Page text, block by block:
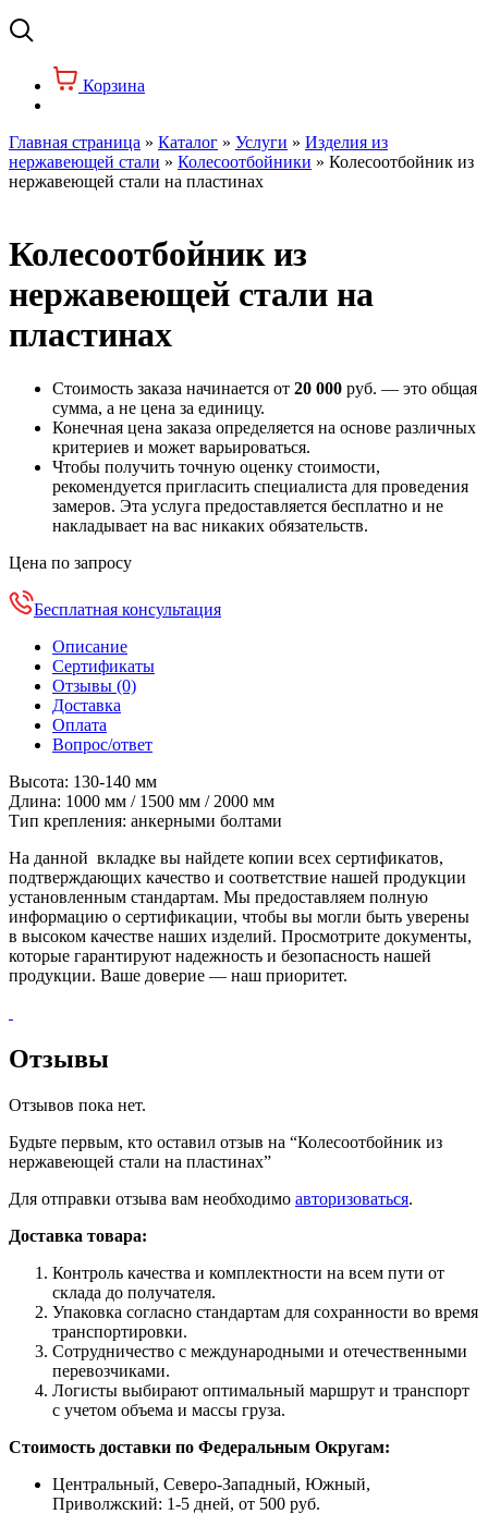
Корзина
Главная страница » Каталог » Услуги » Изделия из
нержавеющей стали » Колесоотбойники » Колесоотбойник из
нержавеющей стали на пластинах
Колесоотбойник из
нержавеющей стали на
пластинах
Стоимость заказа начинается от 20 000 руб. — это общая
сумма, а не цена за единицу.
Конечная цена заказа определяется на основе различных
критериев и может варьироваться.
Чтобы получить точную оценку стоимости,
рекомендуется пригласить специалиста для проведения
замеров. Эта услуга предоставляется бесплатно и не
накладывает на вас никаких обязательств.
Цена по запросу
Бесплатная консультация
Описание
Сертификаты
Отзывы (0)
Доставка
Оплата
Вопрос/ответ
Высота: 130-140 мм
Длина: 1000 мм / 1500 мм / 2000 мм
Тип крепления: анкерными болтами
На данной вкладке вы найдете копии всех сертификатов,
подтверждающих качество и соответствие нашей продукции
установленным стандартам. Мы предоставляем полную
информацию о сертификации, чтобы вы могли быть уверены
в высоком качестве наших изделий. Просмотрите документы,
которые гарантируют надежность и безопасность нашей
продукции. Ваше доверие — наш приоритет.
Отзывы
Отзывов пока нет.
Будьте первым, кто оставил отзыв на “Колесоотбойник из
нержавеющей стали на пластинах”
Для отправки отзыва вам необходимо авторизоваться.
Доставка товара:
Контроль качества и комплектности на всем пути от
склада до получателя.
Упаковка согласно стандартам для сохранности во время
транспортировки.
Сотрудничество с международными и отечественными
перевозчиками.
Логисты выбирают оптимальный маршрут и транспорт
с учетом объема и массы груза.
Стоимость доставки по Федеральным Округам:
Центральный, Северо-Западный, Южный,
Приволжский: 1-5 дней, от 500 руб.